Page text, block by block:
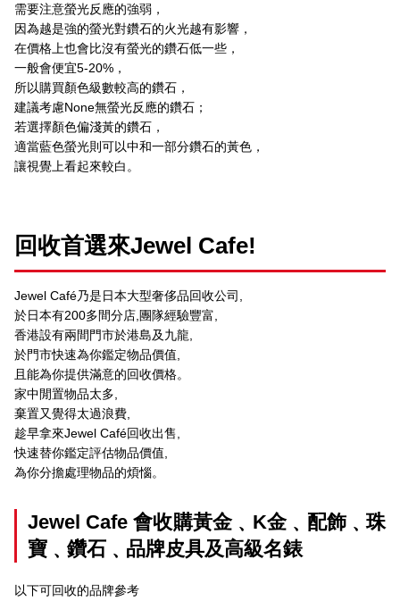
需要注意螢光反應的強弱，
因為越是強的螢光對鑽石的火光越有影響，
在價格上也會比沒有螢光的鑽石低一些，
一般會便宜5-20%，
所以購買顏色級數較高的鑽石，
建議考慮None無螢光反應的鑽石；
若選擇顏色偏淺黃的鑽石，
適當藍色螢光則可以中和一部分鑽石的黃色，
讓視覺上看起來較白。
回收首選來Jewel Cafe!
Jewel Café乃是日本大型奢侈品回收公司,
於日本有200多間分店,團隊經驗豐富,
香港設有兩間門市於港島及九龍,
於門市快速為你鑑定物品價值,
且能為你提供滿意的回收價格。
家中閒置物品太多,
棄置又覺得太過浪費,
趁早拿來Jewel Café回收出售,
快速替你鑑定評估物品價值,
為你分擔處理物品的煩惱。
Jewel Cafe 會收購黃金﹑K金﹑配飾﹑珠
寶﹑鑽石﹑品牌皮具及高級名錶
以下可回收的品牌參考